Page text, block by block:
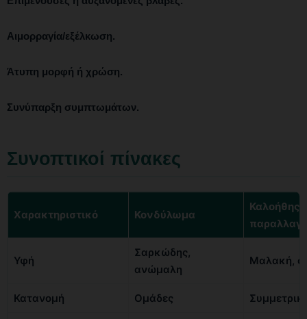
Αιμορραγία/εξέλκωση.
Άτυπη μορφή ή χρώση.
Συνύπαρξη συμπτωμάτων.
Συνοπτικοί πίνακες
Χαρακτηριστικό Κονδύλωμα
Καλοήθης
παραλλαγή
Υφή
Σαρκώδης,
ανώμαλη
Μαλακή,
Κατανομή Ομάδες